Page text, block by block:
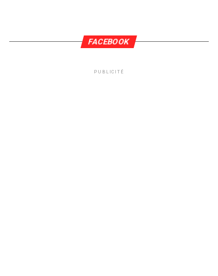
FACEBOOK
PUBLICITÉ